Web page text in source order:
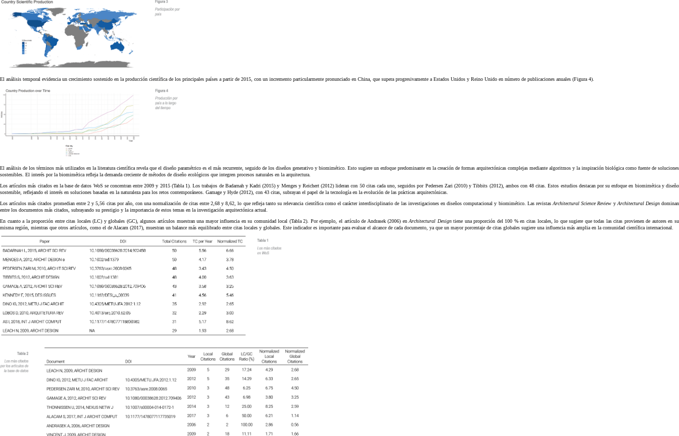
El análisis temporal evidencia un crecimiento sostenido en la producción científica de los principales países a partir de 2015, con un incremento particularmente pronunciado en China, que supera progresivamente a Estados Unidos y Reino Unido en número de publicaciones anuales (Figura 4).
El análisis de los términos más utilizados en la literatura científica revela que el diseño paramétrico es el más recurrente, seguido de los diseños generativo y biomimético. Esto sugiere un enfoque predominante en la creación de formas arquitectónicas complejas mediante algoritmos y la inspiración biológica como fuente de soluciones
sostenibles. El interés por la biomimética refleja la demanda creciente de métodos de diseño ecológicos que integren procesos naturales en la arquitectura.
Los artículos más citados en la base de datos WoS se concentran entre 2009 y 2015 (Tabla 1). Los trabajos de Badarnah y Kadri (2015) y Menges y Reichert (2012) lideran con 50 citas cada uno, seguidos por Pedersen Zari (2010) y Tibbits (2012), ambos con 48 citas. Estos estudios destacan por su enfoque en biomimética y diseño
sostenible, reflejando el interés en soluciones basadas en la naturaleza para los retos contemporáneos. Gamage y Hyde (2012), con 43 citas, subrayan el papel de la tecnología en la evolución de las prácticas arquitectónicas.
Los artículos más citados promedian entre 2 y 5,56 citas por año, con una normalización de citas entre 2,68 y 8,62, lo que refleja tanto su relevancia científica como el carácter interdisciplinario de las investigaciones en diseños computacional y biomimético. Las revistas Architectural Science Review y Architectural Designdominan
entre los documentos más citados, subrayando su prestigio y la importancia de estos temas en la investigación arquitectónica actual.
En cuanto a la proporción entre citas locales (LC) y globales (GC), algunos artículos muestran una mayor influencia en su comunidad local (Tabla 2). Por ejemplo, el artículo de Andrasek (2006) enArchitectural Designtiene una proporción del 100 % en citas locales, lo que sugiere que todas las citas provienen de autores en su
misma región, mientras que otros artículos, como el de Alacam (2017), muestran un balance más equilibrado entre citas locales y globales. Este indicador es importante para evaluar el alcance de cada documento, ya que un mayor porcentaje de citas globales sugiere una influencia más amplia en la comunidad científica internacional.